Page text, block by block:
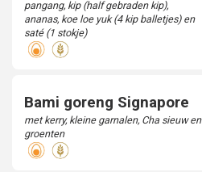
pangang, kip (half gebraden kip),
ananas, koe loe yuk (4 kip balletjes) en
saté (1 stokje)
Bami goreng Signapore
met kerry, kleine garnalen, Cha sieuw en
groenten